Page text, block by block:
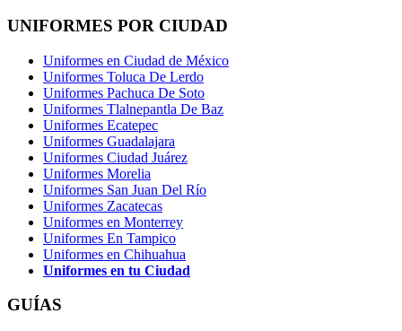
UNIFORMES POR CIUDAD
Uniformes en Ciudad de México
Uniformes Toluca De Lerdo
Uniformes Pachuca De Soto
Uniformes Tlalnepantla De Baz
Uniformes Ecatepec
Uniformes Guadalajara
Uniformes Ciudad Juárez
Uniformes Morelia
Uniformes San Juan Del Río
Uniformes Zacatecas
Uniformes en Monterrey
Uniformes En Tampico
Uniformes en Chihuahua
Uniformes en tu Ciudad
GUÍAS